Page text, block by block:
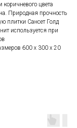
коричневого цвета
Природная прочность
плитки Сансет Голд
используется при
600 х 300 х 20